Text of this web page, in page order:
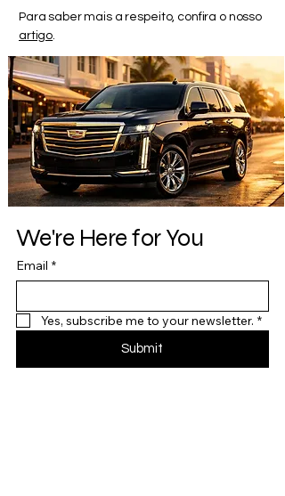
Para saber mais a respeito, confira o nosso
artigo.
We're Here for You
Email *
Yes, subscribe me to your newsletter. *
Submit